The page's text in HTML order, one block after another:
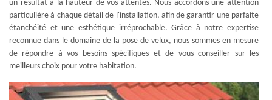
un résultat à la hauteur de vos attentes. Nous accordons une attention
particulière à chaque détail de l'installation, afin de garantir une parfaite
étanchéité et une esthétique irréprochable. Grâce à notre expertise
reconnue dans le domaine de la pose de velux, nous sommes en mesure
de répondre à vos besoins spécifiques et de vous conseiller sur les
meilleurs choix pour votre habitation.